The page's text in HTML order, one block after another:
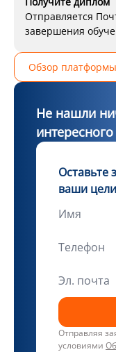
Отправляется
завершения
Обзор
Не нашли
Оставьте
ваши
Отправляя
условиями